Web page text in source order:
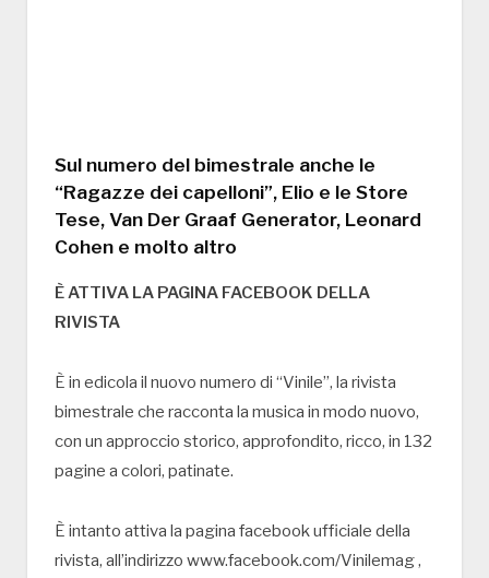
Sul numero del bimestrale anche le
“Ragazze dei capelloni”, Elio e le Store
Tese, Van Der Graaf Generator, Leonard
Cohen e molto altro
È ATTIVA LA PAGINA FACEBOOK DELLA
RIVISTA
È in edicola il nuovo numero di “Vinile”, la rivista
bimestrale che racconta la musica in modo nuovo,
con un approccio storico, approfondito, ricco, in 132
pagine a colori, patinate.
È intanto attiva la pagina facebook ufficiale della
rivista, all’indirizzo www.facebook.com/Vinilemag ,